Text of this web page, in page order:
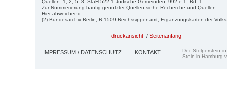
Quellen: 1; 2; 5; 8; StaH 522-1 Jüdische Gemeinden, 992 e 1, Bd. 1.
Zur Nummerierung häufig genutzter Quellen siehe Recherche und Quellen.
Hier abweichend:
(2) Bundesarchiv Berlin, R 1509 Reichssippenamt, Ergänzungskarten der
druckansicht / Seitenanfang
IMPRESSUM / DATENSCHUTZ KONTAKT
Der Stolperstein
Stein in Hamburg